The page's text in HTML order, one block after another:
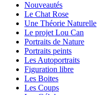
Nouveautés
Le Chat Rose
Une Théorie Naturelle
Le projet Lou Can
Portraits de Nature
Portraits peints
Les Autoportraits
Figuration libre
Les Boites
Les Coups